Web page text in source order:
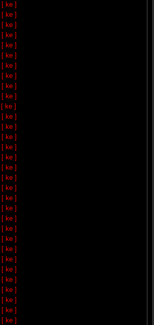
[ ke ]
[ ke ]
[ ke ]
[ ke ]
[ ke ]
[ ke ]
[ ke ]
[ ke ]
[ ke ]
[ ke ]
[ ke ]
[ ke ]
[ ke ]
[ ke ]
[ ke ]
[ ke ]
[ ke ]
[ ke ]
[ ke ]
[ ke ]
[ ke ]
[ ke ]
[ ke ]
[ ke ]
[ ke ]
[ ke ]
[ ke ]
[ ke ]
[ ke ]
[ ke ]
[ ke ]
[ ke ]